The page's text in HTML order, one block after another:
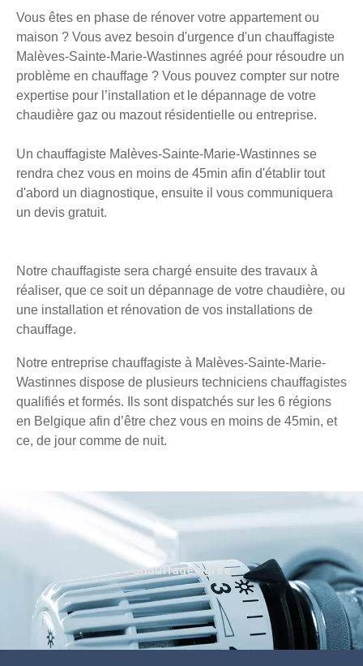
Vous êtes en phase de rénover votre appartement ou
maison ? Vous avez besoin d'urgence d'un chauffagiste
Malèves-Sainte-Marie-Wastinnes agréé pour résoudre un
problème en chauffage ? Vous pouvez compter sur notre
expertise pour l’installation et le dépannage de votre
chaudière gaz ou mazout résidentielle ou entreprise.
Un chauffagiste Malèves-Sainte-Marie-Wastinnes se
rendra chez vous en moins de 45min afin d'établir tout
d'abord un diagnostique, ensuite il vous communiquera
un devis gratuit.
Notre chauffagiste sera chargé ensuite des travaux à
réaliser, que ce soit un dépannage de votre chaudière, ou
une installation et rénovation de vos installations de
chauffage.
Notre entreprise chauffagiste à Malèves-Sainte-Marie-
Wastinnes dispose de plusieurs techniciens chauffagistes
qualifiés et formés. Ils sont dispatchés sur les 6 régions
en Belgique afin d’être chez vous en moins de 45min, et
ce, de jour comme de nuit.
Chauffage agréé